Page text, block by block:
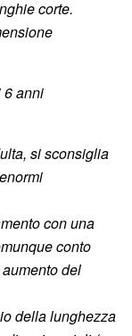
corte.
6 anni
si sconsiglia
con una
conto
del
della lunghezza